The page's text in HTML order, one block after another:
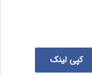
کپی لینک